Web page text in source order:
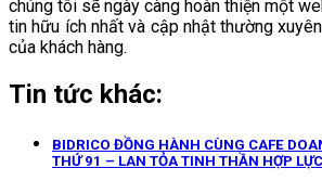
chúng tôi sẽ ngày càng hoàn thiện một
tin hữu ích nhất và cập nhật thường
của khách hàng.
Tin tức khác:
BIDRICO ĐỒNG HÀNH CÙNG CAFE
THỨ 91 – LAN TỎA TINH THẦN HỢP